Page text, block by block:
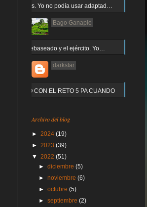
Jajaja gracias. Yo no podía usar adaptad…
Bago Ganapie
Increíble el rebaseado y el ejército. Yo…
darkstar
Y QUE PASO CON EL RETO 5 PA CUANDO
Archivo del blog
► 2024 (19)
► 2023 (39)
▼ 2022 (51)
►diciembre(5)
►noviembre(6)
►octubre(5)
►septiembre(2)